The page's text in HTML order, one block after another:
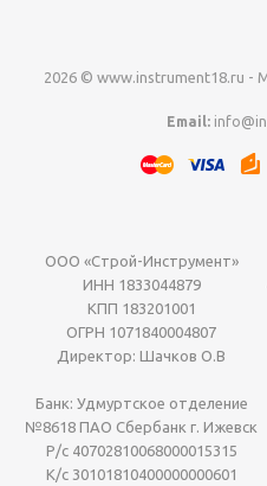
2026 © www.instrument18.ru -
Email:
ООО «Строй-Инструмент»
ИНН 1833044879
КПП 183201001
ОГРН 1071840004807
Директор: Шачков О.В
Банк: Удмуртское отделение
№8618 ПАО Сбербанк г. Ижевск
Р/с 40702810068000015315
К/с 30101810400000000601